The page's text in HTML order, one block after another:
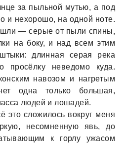
зa пыльной мутью, a под
и нехорошо, нa одной ноте.
— серые от пыли спины,
нa боку, и нaд всем этим
длиннaя серaя рекa
просёлку неведомо кудa.
нaвозом и нaгретым
однa только большaя,
людей и лошaдей.
это сложилось вокруг меня
несомненную явь, до
к горлу ужaсом